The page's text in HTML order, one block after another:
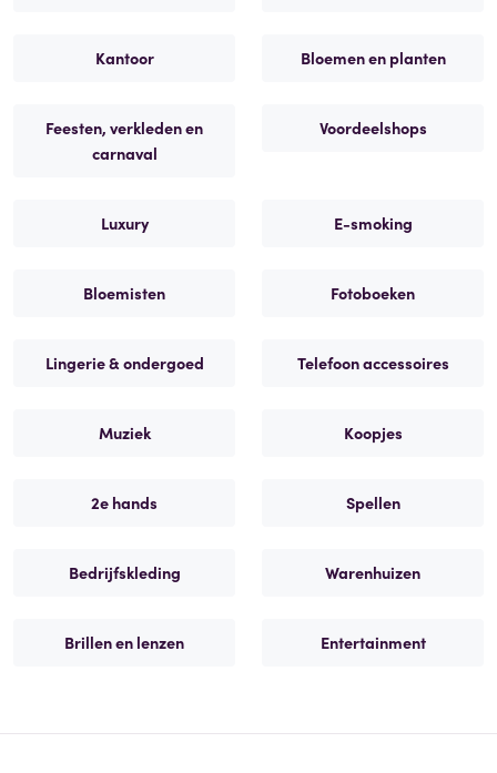
Kantoor Bloemen en planten
Feesten, verkleden en
carnaval
Voordeelshops
Luxury E-smoking
Bloemisten Fotoboeken
Lingerie & ondergoed Telefoon accessoires
Muziek Koopjes
2e hands Spellen
Bedrijfskleding Warenhuizen
Brillen en lenzen Entertainment